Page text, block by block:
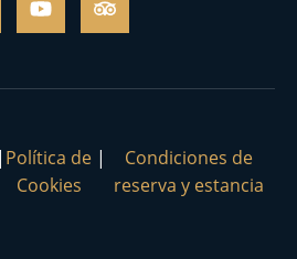
| Política de
Cookies
|
Condiciones de
reserva y estancia